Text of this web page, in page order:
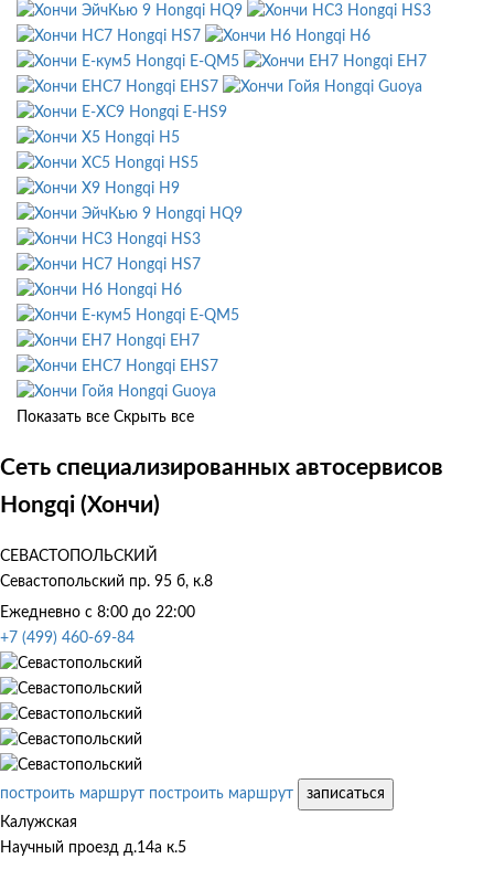
Hongqi HQ9
Hongqi HS3
Hongqi HS7
Hongqi H6
Hongqi E-QM5
Hongqi EH7
Hongqi EHS7
Hongqi Guoya
Hongqi E-HS9
Hongqi H5
Hongqi HS5
Hongqi H9
Hongqi HQ9
Hongqi HS3
Hongqi HS7
Hongqi H6
Hongqi E-QM5
Hongqi EH7
Hongqi EHS7
Hongqi Guoya
Показать все Скрыть все
Сеть специализированных автосервисов
Hongqi (Хончи)
СЕВАСТОПОЛЬСКИЙ
Севастопольский пр. 95 б, к.8
Ежедневно с 8:00 до 22:00
+7 (499) 460-69-84
построить маршрут построить маршрут
записаться
Калужская
Научный проезд д.14а к.5